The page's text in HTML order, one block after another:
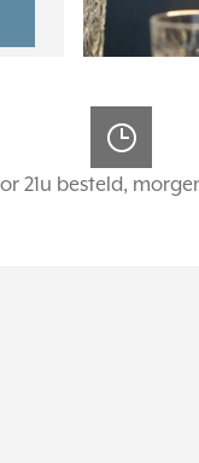
21u besteld,